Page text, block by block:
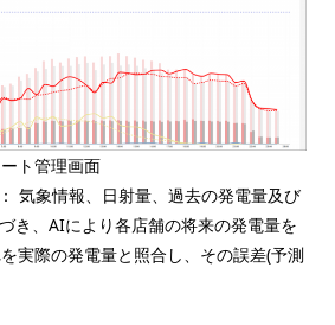
ト管理画面
： 気象情報、日射量、過去の発電量及び
き、AIにより各店舗の将来の発電量を
実際の発電量と照合し、その誤差(予測